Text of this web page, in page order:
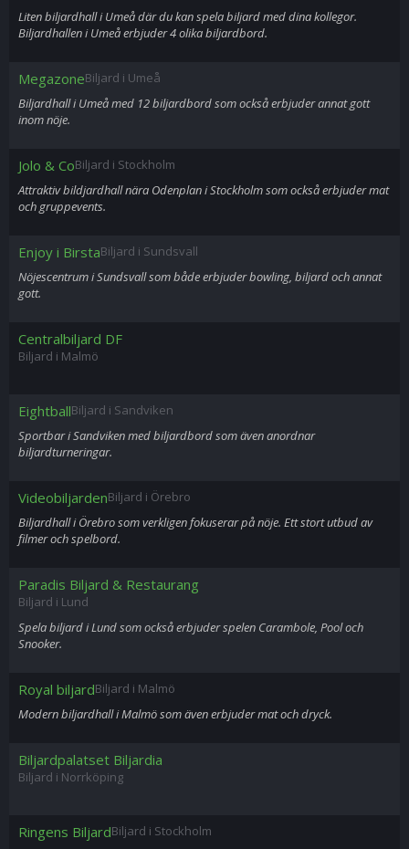
Liten biljardhall i Umeå där du kan spela biljard med dina kollegor.
Biljardhallen i Umeå erbjuder 4 olika biljardbord.
MegazoneBiljard i Umeå
Biljardhall i Umeå med 12 biljardbord som också erbjuder annat gott
inom nöje.
Jolo & CoBiljard i Stockholm
Attraktiv bildjardhall nära Odenplan i Stockholm som också erbjuder mat
och gruppevents.
Enjoy i BirstaBiljard i Sundsvall
Nöjescentrum i Sundsvall som både erbjuder bowling, biljard och annat
gott.
Centralbiljard DF
Biljard i Malmö
EightballBiljard i Sandviken
Sportbar i Sandviken med biljardbord som även anordnar
biljardturneringar.
VideobiljardenBiljard i Örebro
Biljardhall i Örebro som verkligen fokuserar på nöje. Ett stort utbud av
filmer och spelbord.
Paradis Biljard & Restaurang
Biljard i Lund
Spela biljard i Lund som också erbjuder spelen Carambole, Pool och
Snooker.
Royal biljardBiljard i Malmö
Modern biljardhall i Malmö som även erbjuder mat och dryck.
Biljardpalatset Biljardia
Biljard i Norrköping
Ringens BiljardBiljard i Stockholm